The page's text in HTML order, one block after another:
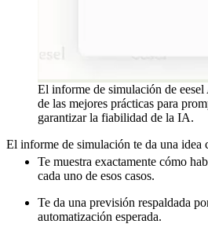
El informe de simulación de eesel
de las mejores prácticas para
garantizar la fiabilidad de la IA.
El informe de simulación te da una idea
Te muestra exactamente cómo
cada uno de esos casos.
Te da una previsión respaldada
automatización esperada.